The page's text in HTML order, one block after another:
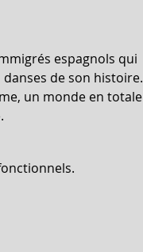
espagnols qui
danses de son histoire.
un monde en totale